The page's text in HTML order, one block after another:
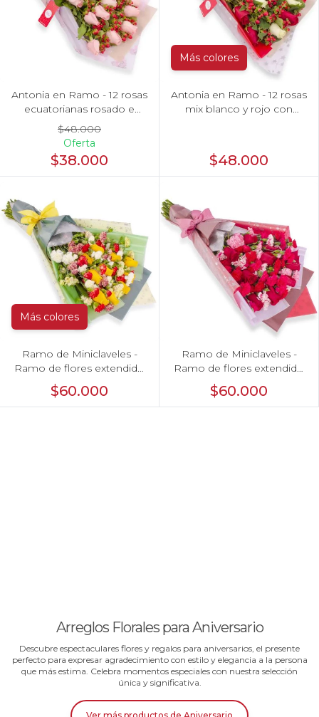
Antonia en Ramo - 12 rosas
ecuatorianas rosado e
hypericum
$48.000
Oferta
$38.000
Más colores
Antonia en Ramo - 12 rosas
mix blanco y rojo con
$48.000
Más colores
Ramo de Miniclaveles -
Ramo de flores extendido
con miniclaveles y rosas
amarillas
$60.000
Ramo de Miniclaveles -
Ramo de flores extendido
con miniclaveles y rosas
rojas
$60.000
Arreglos Florales para Aniversario
Descubre espectaculares flores y regalos para aniversarios, el presente
perfecto para expresar agradecimiento con estilo y elegancia a la persona
que más estima. Celebra momentos especiales con nuestra selección
única y significativa.